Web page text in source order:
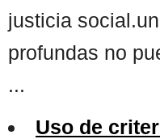
justicia
profundas no
...
Uso de